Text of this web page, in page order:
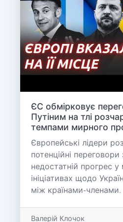
ЄС обмірковує
Путіним на тлі
темпами мирного
Європейські лідери
потенційні
недостатній прогрес
ініціативах щодо
між країнами-членами.
Валерій Клочок